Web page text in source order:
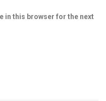
in this browser for the next